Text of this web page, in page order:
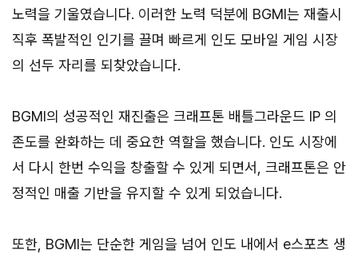
노력을 기울였습니다. 이러한 노력 덕분에 BGMI는 재출시
직후 폭발적인 인기를 끌며 빠르게 인도 모바일 게임 시장
의 선두 자리를 되찾았습니다.
BGMI의 성공적인 재진출은 크래프톤 배틀그라운드 IP 의
존도를 완화하는 데 중요한 역할을 했습니다. 인도 시장에
서 다시 한번 수익을 창출할 수 있게 되면서, 크래프톤은 안
정적인 매출 기반을 유지할 수 있게 되었습니다.
또한, BGMI는 단순한 게임을 넘어 인도 내에서 e스포츠 생